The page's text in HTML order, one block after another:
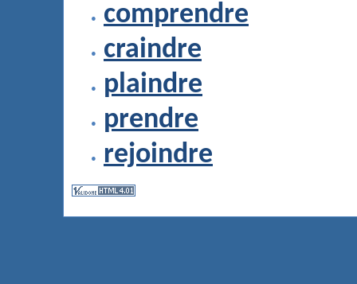
comprendre
craindre
plaindre
prendre
rejoindre